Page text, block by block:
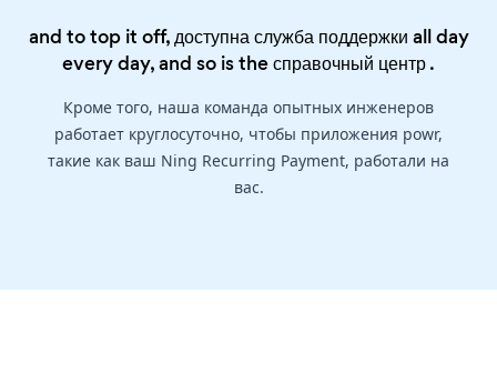
and to top it off, доступна служба поддержки all day
every day, and so is theсправочный центр.
Кроме того, наша команда опытных инженеров
работает круглосуточно, чтобы приложения powr,
такие как ваш Ning Recurring Payment, работали на
вас.